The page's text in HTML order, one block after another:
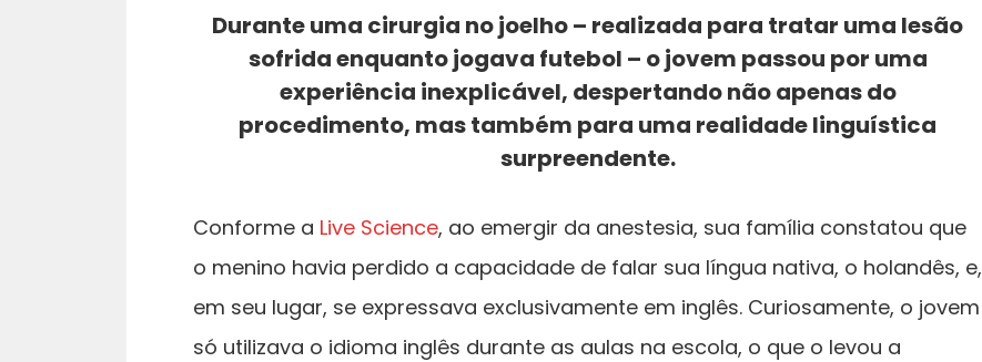
Durante uma cirurgia no joelho – realizada para tratar uma lesão
sofrida enquanto jogava futebol – o jovem passou por uma
experiência inexplicável, despertando não apenas do
procedimento, mas também para uma realidade linguística
surpreendente.
Conforme a Live Science, ao emergir da anestesia, sua família constatou que
o menino havia perdido a capacidade de falar sua língua nativa, o holandês, e,
em seu lugar, se expressava exclusivamente em inglês. Curiosamente, o jovem
só utilizava o idioma inglês durante as aulas na escola, o que o levou a